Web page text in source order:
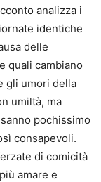
analizza i
identiche
delle
quali cambiano
gli umori della
umiltà, ma
pochissimo
consapevoli.
di comicità
amare e